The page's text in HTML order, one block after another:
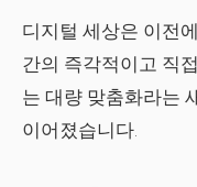
디지털 세상은 이전
간의 즉각적이고 직
는 대량 맞춤화라는
이어졌습니다.